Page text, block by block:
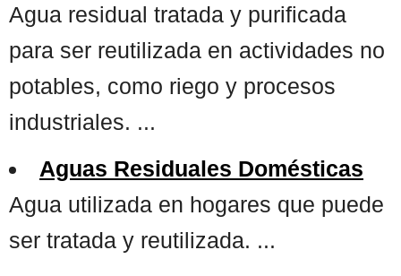
Agua residual tratada y purificada
para ser reutilizada en actividades no
potables, como riego y procesos
industriales. ...
Aguas Residuales Domésticas
Agua utilizada en hogares que puede
ser tratada y reutilizada. ...